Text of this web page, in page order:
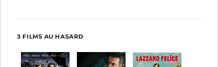
3 FILMS AU HASARD